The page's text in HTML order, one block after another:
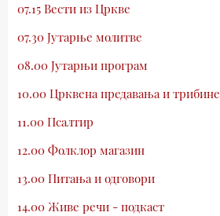
07.15 Вести из Цркве
07.30 Јутарње молитве
08.00 Јутарњи програм
10.00 Црквена предавања и трибине
11.00 Псалтир
12.00 Фолклор магазин
13.00 Питања и одговори
14.00 Живе речи - подкаст